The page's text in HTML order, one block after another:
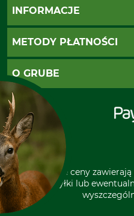
Katalogi Grube
Ustawienia plików cookie
INFORMACJE
Koszty dostawy
Regulamin sklepu
Klauzula RODO
Odstąpienie od zamówienia
METODY PŁATNOŚCI
PayU
Za pobraniem (z dopłatą)
Polecenie zapłaty SEPA
O GRUBE
Sklep stacjonarny
Kontakt
Grube w Europie
* Wszystkie ceny
kosztów wysyłki lub